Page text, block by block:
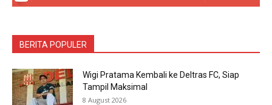
BERITA POPULER
Wigi Pratama Kembali ke Deltras FC, Siap
Tampil Maksimal
8 August 2026